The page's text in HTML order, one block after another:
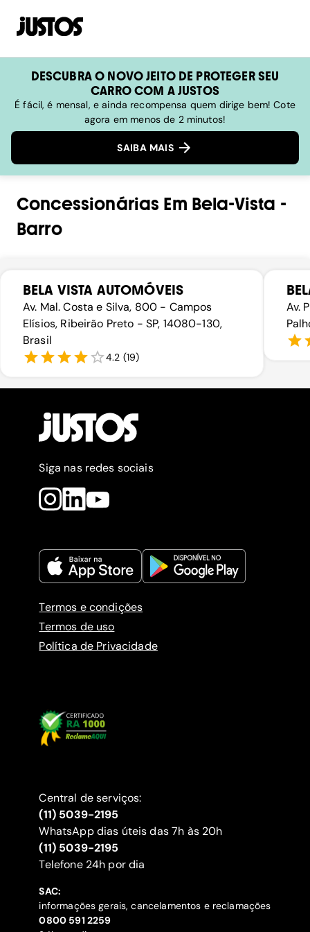
DESCUBRA O NOVO JEITO DE PROTEGER SEU
CARRO COM A JUSTOS
É fácil, é mensal, e ainda recompensa quem dirige bem! Cote
agora em menos de 2 minutos!
SAIBA MAIS
Concessionárias Em Bela-Vista -
Barro
BELA VISTA AUTOMÓVEIS
Av. Mal. Costa e Silva, 800 - Campos
Elísios, Ribeirão Preto - SP, 14080-130,
Brasil
4.2 (19)
Av.
Siga nas redes sociais
Termos e condições
Termos de uso
Política de Privacidade
Central de serviços:
(11) 5039-2195
WhatsApp dias úteis das 7h às 20h
(11) 5039-2195
‍Telefone 24h por dia
SAC:
informações gerais, cancelamentos e reclamações
‍0800 591 2259